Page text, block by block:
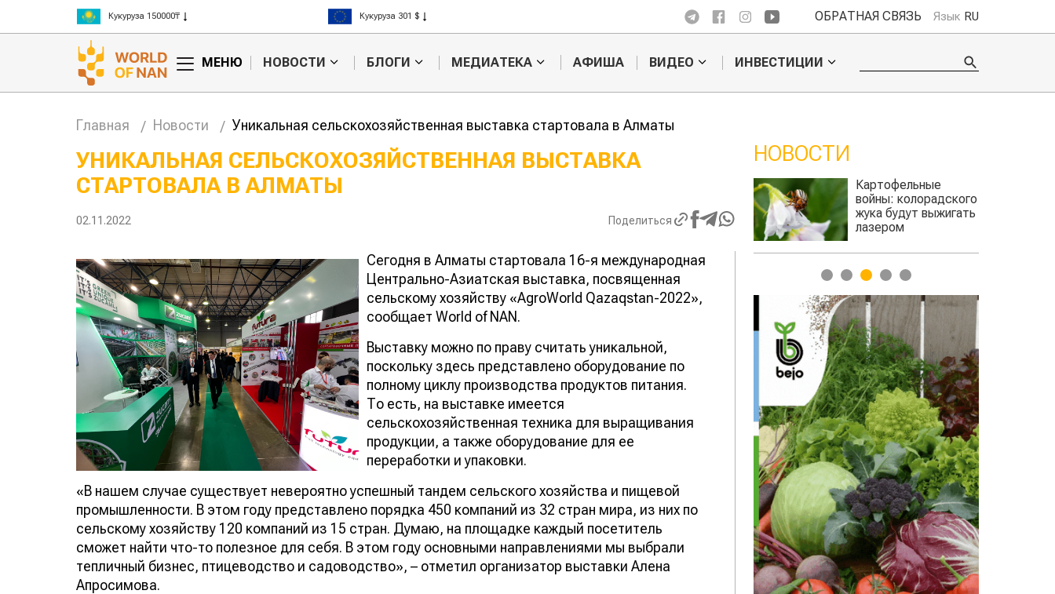
Кукуруза 150000₸
Рис 300000₸
Пшеница 3 класс 125000₸
Кукуруза 301 $
Рис 408 $
ОБРАТНАЯ СВЯЗЬ Язык RU
МЕНЮ НОВОСТИ БЛОГИ МЕДИАТЕКА АФИША ВИДЕО ИНВЕСТИЦИИ
Главная Новости Уникальная сельскохозяйственная выставка стартовала в Алматы
УНИКАЛЬНАЯ СЕЛЬСКОХОЗЯЙСТВЕННАЯ ВЫСТАВКА
СТАРТОВАЛА В АЛМАТЫ
02.11.2022 Поделиться
Сегодня в Алматы стартовала 16-я международная
Центрально-Азиатская выставка, посвященная
сельскому хозяйству «AgroWorld Qazaqstan-2022»,
сообщает World of NAN.
Выставку можно по праву считать уникальной,
поскольку здесь представлено оборудование по
полному циклу производства продуктов питания.
То есть, на выставке имеется
сельскохозяйственная техника для выращивания
продукции, а также оборудование для ее
переработки и упаковки.
«В нашем случае существует невероятно успешный тандем сельского хозяйства и пищевой
промышленности. В этом году представлено порядка 450 компаний из 32 стран мира, из них по
сельскому хозяйству 120 компаний из 15 стран. Думаю, на площадке каждый посетитель
сможет найти что-то полезное для себя. В этом году основными направлениями мы выбрали
тепличный бизнес, птицеводство и садоводство», – отметил организатор выставки Алена
Апросимова.
НОВОСТИ
Жара в Китае может
жука будут выжигать
лазером
Кыргызстан обошел
Казахстан по темпам роста сельского
хозяйства
1 2 3 4 5